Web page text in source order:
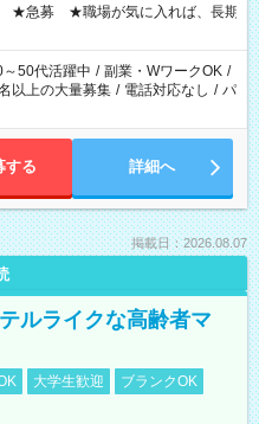
間以上勤務は社会保険への加入対
（日雇い派遣の原則禁止）によ
ご案内が難しい場合があります
★急募 ★職場が気に入れば、長期
～50代活躍中 / 副業・WワークOK /
以上の大量募集 / 電話対応なし / パ
する 詳細へ
掲載日：2026.08.07
ルライクな高齢者マ
大学生歓迎
ブランクOK